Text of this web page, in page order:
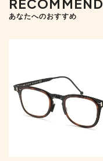
RECOMMEND
あなたへのおすすめ